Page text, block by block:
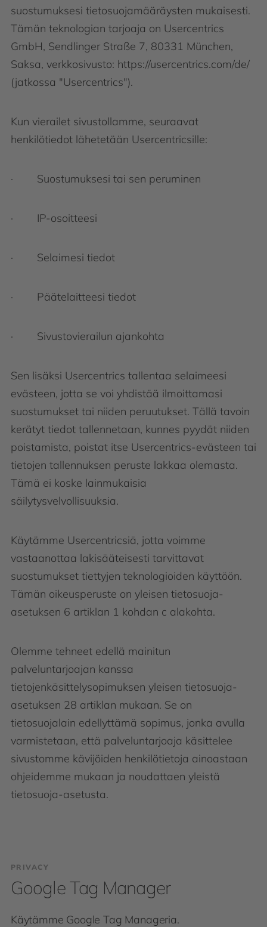
suostumuksesi tietosuojamääräysten mukaisesti.
Tämän teknologian tarjoaja on Usercentrics
GmbH, Sendlinger Straße 7, 80331 München,
Saksa, verkkosivusto: https://usercentrics.com/de/
(jatkossa "Usercentrics").
Kun vierailet sivustollamme, seuraavat
henkilötiedot lähetetään Usercentricsille:
· Suostumuksesi tai sen peruminen
· IP-osoitteesi
· Selaimesi tiedot
· Päätelaitteesi tiedot
· Sivustovierailun ajankohta
Sen lisäksi Usercentrics tallentaa selaimeesi
evästeen, jotta se voi yhdistää ilmoittamasi
suostumukset tai niiden peruutukset. Tällä tavoin
kerätyt tiedot tallennetaan, kunnes pyydät niiden
poistamista, poistat itse Usercentrics-evästeen tai
tietojen tallennuksen peruste lakkaa olemasta.
Tämä ei koske lainmukaisia
säilytysvelvollisuuksia.
Käytämme Usercentricsiä, jotta voimme
vastaanottaa lakisääteisesti tarvittavat
suostumukset tiettyjen teknologioiden käyttöön.
Tämän oikeusperuste on yleisen tietosuoja-
asetuksen 6 artiklan 1 kohdan c alakohta.
Olemme tehneet edellä mainitun
palveluntarjoajan kanssa
tietojenkäsittelysopimuksen yleisen tietosuoja-
asetuksen 28 artiklan mukaan. Se on
tietosuojalain edellyttämä sopimus, jonka avulla
varmistetaan, että palveluntarjoaja käsittelee
sivustomme kävijöiden henkilötietoja ainoastaan
ohjeidemme mukaan ja noudattaen yleistä
tietosuoja-asetusta.
PRIVACY
Google Tag Manager
Käytämme Google Tag Manageria.